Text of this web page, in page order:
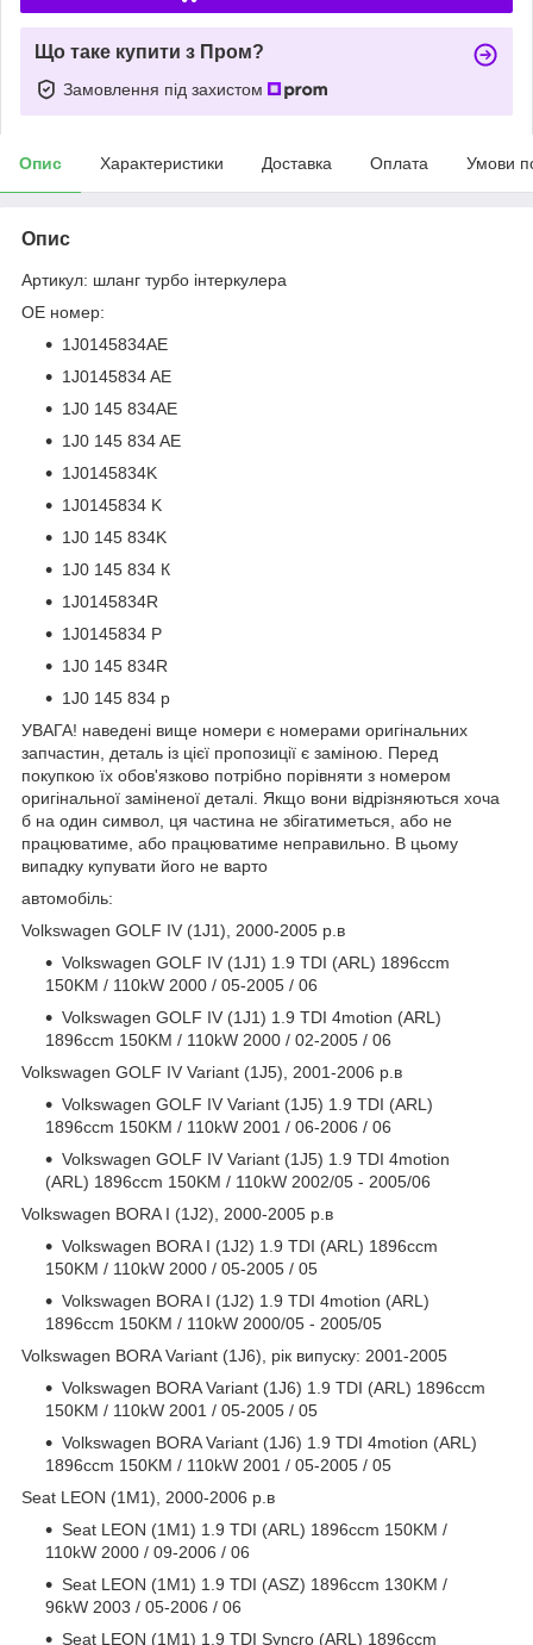
Що таке купити з Пром?
Замовлення під захистом
Опис Характеристики Доставка Оплата Умови
Опис
Артикул: шланг турбо інтеркулера
OE номер:
1J0145834AE
1J0145834 AE
1J0 145 834AE
1J0 145 834 AE
1J0145834K
1J0145834 K
1J0 145 834K
1J0 145 834 К
1J0145834R
1J0145834 Р
1J0 145 834R
1J0 145 834 р
УВАГА! наведені вище номери є номерами оригінальних
запчастин, деталь із цієї пропозиції є заміною. Перед
покупкою їх обов'язково потрібно порівняти з номером
оригінальної заміненої деталі. Якщо вони відрізняються хоча
б на один символ, ця частина не збігатиметься, або не
працюватиме, або працюватиме неправильно. В цьому
випадку купувати його не варто
автомобіль:
Volkswagen GOLF IV (1J1), 2000-2005 р.в
Volkswagen GOLF IV (1J1) 1.9 TDI (ARL) 1896ccm
150KM / 110kW 2000 / 05-2005 / 06
Volkswagen GOLF IV (1J1) 1.9 TDI 4motion (ARL)
1896ccm 150KM / 110kW 2000 / 02-2005 / 06
Volkswagen GOLF IV Variant (1J5), 2001-2006 р.в
Volkswagen GOLF IV Variant (1J5) 1.9 TDI (ARL)
1896ccm 150KM / 110kW 2001 / 06-2006 / 06
Volkswagen GOLF IV Variant (1J5) 1.9 TDI 4motion
(ARL) 1896ccm 150KM / 110kW 2002/05 - 2005/06
Volkswagen BORA I (1J2), 2000-2005 р.в
Volkswagen BORA I (1J2) 1.9 TDI (ARL) 1896ccm
150KM / 110kW 2000 / 05-2005 / 05
Volkswagen BORA I (1J2) 1.9 TDI 4motion (ARL)
1896ccm 150KM / 110kW 2000/05 - 2005/05
Volkswagen BORA Variant (1J6), рік випуску: 2001-2005
Volkswagen BORA Variant (1J6) 1.9 TDI (ARL) 1896ccm
150KM / 110kW 2001 / 05-2005 / 05
Volkswagen BORA Variant (1J6) 1.9 TDI 4motion (ARL)
1896ccm 150KM / 110kW 2001 / 05-2005 / 05
Seat LEON (1M1), 2000-2006 р.в
Seat LEON (1M1) 1.9 TDI (ARL) 1896ccm 150KM /
110kW 2000 / 09-2006 / 06
Seat LEON (1M1) 1.9 TDI (ASZ) 1896ccm 130KM /
96kW 2003 / 05-2006 / 06
Seat LEON (1M1) 1.9 TDI Syncro (ARL) 1896ccm